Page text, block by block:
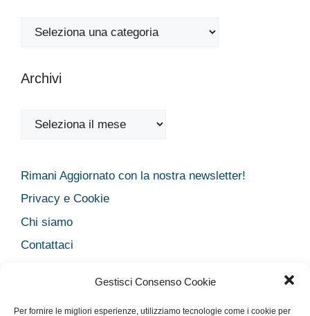
Gestisci Consenso Cookie
Per fornire le migliori esperienze, utilizziamo tecnologie come i cookie per
Categorie
Archivi
Archivi
Rimani Aggiornato con la nostra newsletter!
Privacy e Cookie
Chi siamo
Contattaci